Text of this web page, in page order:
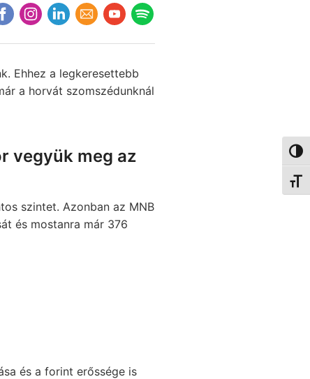
Ehhez a legkeresettebb
a horvát szomszédunknál
vegyük meg az
szintet. Azonban az MNB
és mostanra már 376
és a forint erőssége is